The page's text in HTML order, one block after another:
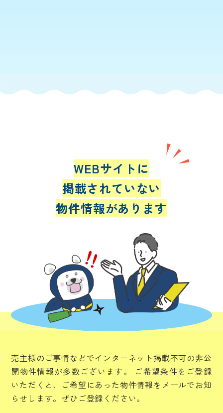
WEBサイトに
掲載されていない
物件情報があります
売主様のご事情などでインターネット掲載不可の非公
開物件情報が多数ございます。
ご希望条件をご登録
いただくと、ご希望にあった物件情報をメールでお知
らせします。ぜひご登録ください。